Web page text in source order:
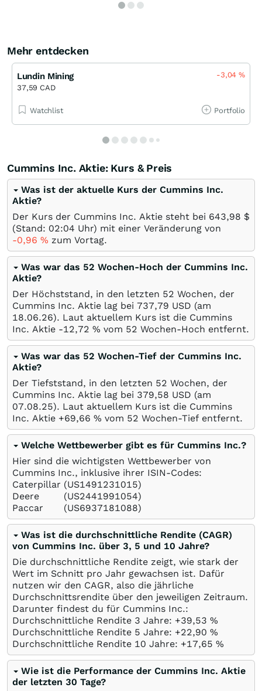
Mehr entdecken
Lundin Mining
37,59 CAD
-3,04%
Watchlist Portfolio
Cummins Inc. Aktie: Kurs & Preis
Was ist der aktuelle Kurs der Cummins Inc.
Aktie?
Der Kurs der Cummins Inc. Aktie steht bei 643,98 $
(Stand: 02:04 Uhr) mit einer Veränderung von
-0,96 % zum Vortag.
Was war das 52 Wochen-Hoch der Cummins Inc.
Aktie?
Der Höchststand, in den letzten 52 Wochen, der
Cummins Inc. Aktie lag bei 737,79 USD (am
18.06.26). Laut aktuellem Kurs ist die Cummins
Inc. Aktie -12,72 % vom 52 Wochen-Hoch entfernt.
Was war das 52 Wochen-Tief der Cummins Inc.
Aktie?
Der Tiefststand, in den letzten 52 Wochen, der
Cummins Inc. Aktie lag bei 379,58 USD (am
07.08.25). Laut aktuellem Kurs ist die Cummins
Inc. Aktie +69,66 % vom 52 Wochen-Tief entfernt.
Welche Wettbewerber gibt es für Cummins Inc.?
Hier sind die wichtigsten Wettbewerber von
Cummins Inc., inklusive ihrer ISIN-Codes:
Caterpillar (US1491231015)
Deere
(US2441991054)
Paccar
(US6937181088)
Was ist die durchschnittliche Rendite (CAGR)
von Cummins Inc. über 3, 5 und 10 Jahre?
Die durchschnittliche Rendite zeigt, wie stark der
Wert im Schnitt pro Jahr gewachsen ist. Dafür
nutzen wir den CAGR, also die jährliche
Durchschnittsrendite über den jeweiligen Zeitraum.
Darunter findest du für Cummins Inc.:
Durchschnittliche Rendite 3 Jahre: +39,53 %
Durchschnittliche Rendite 5 Jahre: +22,90 %
Durchschnittliche Rendite 10 Jahre: +17,65 %
Wie ist die Performance der Cummins Inc. Aktie
der letzten 30 Tage?